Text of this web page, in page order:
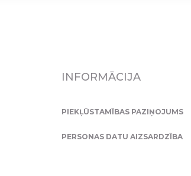
INFORMĀCIJA
PIEKĻŪSTAMĪBAS PAZIŅOJUMS
PERSONAS DATU AIZSARDZĪBA